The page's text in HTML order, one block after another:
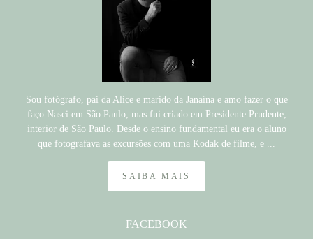
Sou fotógrafo, pai da Alice e marido da Janaína e amo fazer o que
faço.Nasci em São Paulo, mas fui criado em Presidente Prudente,
interior de São Paulo. Desde o ensino fundamental eu era o aluno
que fotografava as excursões com uma Kodak de filme, e ...
SAIBA MAIS
FACEBOOK